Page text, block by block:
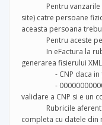
Pentru vanzarile
site) catre persoane
aceasta persoana
Pentru aceste
In eFactura la
generarea fisierului
- CNP daca in terti
- 000000000000
validare a CNP si e un
Rubricile aferente
completa cu datele